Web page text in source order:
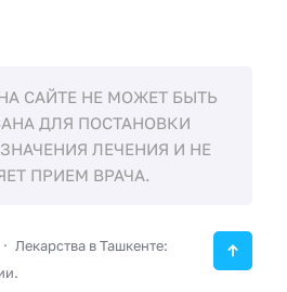
САЙТЕ НЕ МОЖЕТ БЫТЬ
ДЛЯ ПОСТАНОВКИ
ЛЕЧЕНИЯ И НЕ
ПРИЕМ ВРАЧА.
Лекарства в Ташкенте: